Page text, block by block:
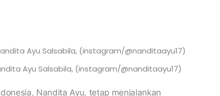
Ayu Salsabila, (instagram/@nanditaayu17)
Nandita Ayu, tetap menjalankan